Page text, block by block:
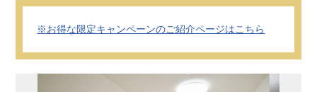
緒に住める
物件
超大型プレ
エリア
蒔田エリア
ン中のお部
ホテル・賃貸
ウイークリー
※お得な限定キャンペーンのご紹介ページはこちら